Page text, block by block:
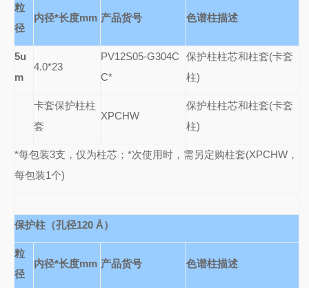
粒
径
内径*长度mm 产品货号 色谱柱描述
5u
m
4.0*23
PV12S05-G304C
C*
保护柱柱芯和柱套(卡套
柱)
卡套保护柱柱
套
XPCHW
保护柱柱芯和柱套(卡套
柱)
*每包装3支，仅为柱芯；*次使用时，需另定购柱套(XPCHW，
每包装1个)
保护柱（孔径120 Å）
粒
径
内径*长度mm 产品货号 色谱柱描述